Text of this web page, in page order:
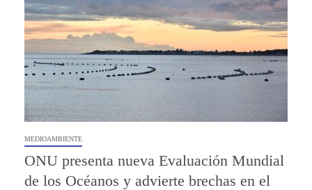
MEDIOAMBIENTE
ONU presenta nueva Evaluación Mundial
de los Océanos y advierte brechas en el